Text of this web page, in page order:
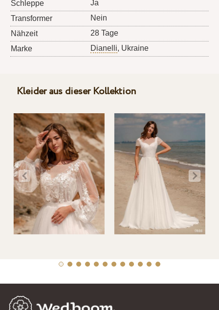
Schleppe
Ja
Transformer
Nein
Nähzeit
28 Tage
Marke
Dianelli, Ukraine
Kleider aus dieser Kollektion